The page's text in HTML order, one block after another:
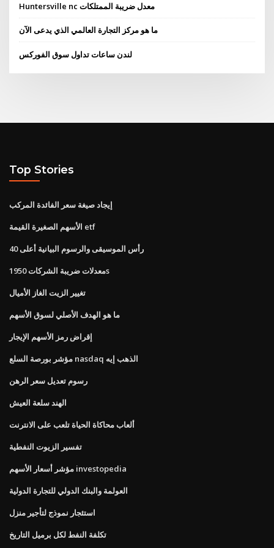
Huntersville nc معدل ضريبة الممتلكات
ما هو مركز التجارة العالمي الذي يدعى الآن
لندن ساعات تداول سوق الفوركس
Top Stories
إيجاد صيغة سعر الفائدة المركب
الأسهم الصغيرة القيمة etf
رأس الموسيقى والرسوم البيانية أعلى 40
معدلات ضريبة الشركات 1950s
تغيير الزيت الغاز الأميال
ما هو الهدف الأصلي لسوق الأسهم
إقراض رمز الأسهم الإيجار
مؤشر بورصة السلع nasdaq الذهب إيه
رسوم تعديل سعر الرهن
الهند سلعة العيش
ألعاب محاكاة الحياة تلعب على الانترنت
تفسير الزيوت النفطية
مؤشر أسعار الأسهم investopedia
العولمة والبنك الدولي للتجارة الدولية
استئجار نموذج لتأجير منزل
تكلفة النفط لكل برميل التاريخ